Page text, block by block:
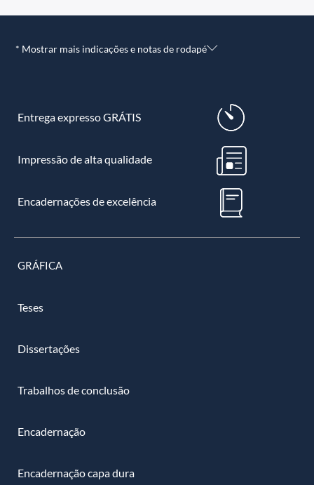
* Mostrar mais indicações e notas de rodapé
Entrega expresso GRÁTIS
Impressão de alta qualidade
Encadernações de excelência
GRÁFICA
Teses
Dissertações
Trabalhos de conclusão
Encadernação
Encadernação capa dura